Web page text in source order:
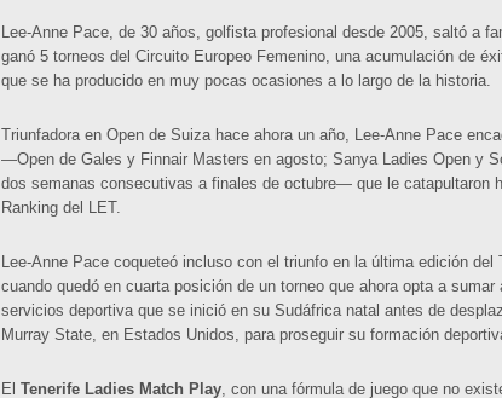
Lee-Anne Pace, de 30 años, golfista profesional desde 2005, saltó a
ganó 5 torneos del Circuito Europeo Femenino, una acumulación de
que se ha producido en muy pocas ocasiones a lo largo de la historia.
Triunfadora en Open de Suiza hace ahora un año, Lee-Anne Pace
—Open de Gales y Finnair Masters en agosto; Sanya Ladies Open y
dos semanas consecutivas a finales de octubre— que le catapultaron
Ranking del LET.
Lee-Anne Pace coqueteó incluso con el triunfo en la última edición del
cuando quedó en cuarta posición de un torneo que ahora opta a sumar
servicios deportiva que se inició en su Sudáfrica natal antes de
Murray State, en Estados Unidos, para proseguir su formación
El Tenerife Ladies Match Play, con una fórmula de juego que no